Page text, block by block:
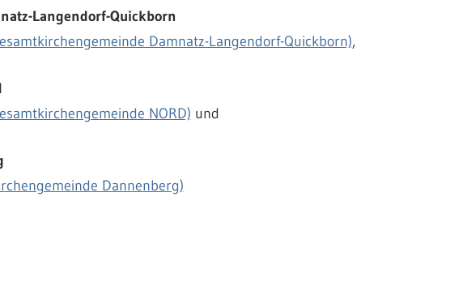
Langendorf-Quickborn
Damnatz-Langendorf-Quickborn),
NORD) und
Dannenberg)